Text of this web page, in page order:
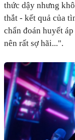
thức dậy nhưng
thắt - kết quả của
chẩn đoán huyết
nên rất sợ hãi...".